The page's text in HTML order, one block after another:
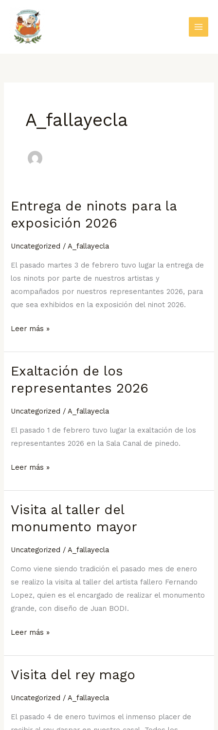
contenido
A_fallayecla
Entrega de ninots para la
exposición 2026
Uncategorized /A_fallayecla
El pasado martes 3 de febrero tuvo lugar la entrega de
los ninots por parte de nuestros artistas y
acompañados por nuestros representantes 2026, para
que sea exhibidos en la exposición del ninot 2026.
Entrega
ninots
para
exposición
2026
Leer más »
Exaltación de los
representantes 2026
Uncategorized /A_fallayecla
El pasado 1 de febrero tuvo lugar la exaltación de los
representantes 2026 en la Sala Canal de pinedo.
Exaltación
los
representantes
Leer más »
Visita al taller del
monumento mayor
Uncategorized /A_fallayecla
Como viene siendo tradición el pasado mes de enero
se realizo la visita al taller del artista fallero Fernando
Lopez, quien es el encargado de realizar el monumento
grande, con diseño de Juan BODI.
Visita
taller
del
mayor
Leer más »
Visita del rey mago
Uncategorized /A_fallayecla
El pasado 4 de enero tuvimos el inmenso placer de
Visita
rey
mago